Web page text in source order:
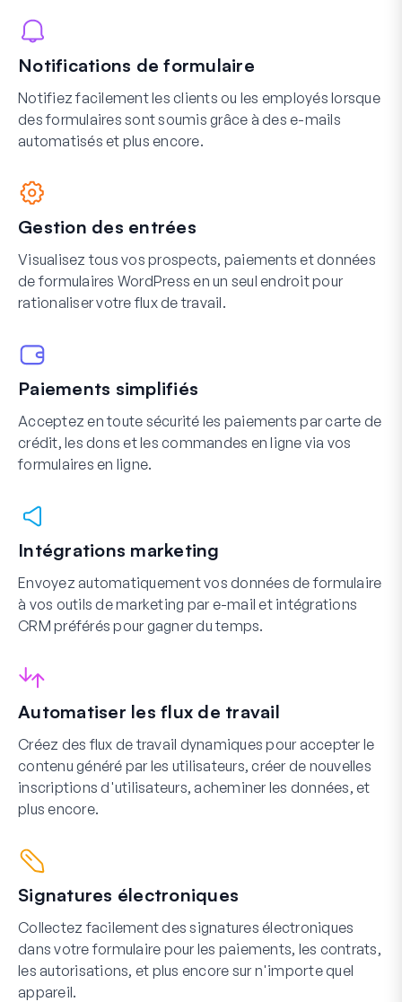
Notifications de formulaire
Notifiez facilement les clients ou les employés lorsque
des formulaires sont soumis grâce à des e-mails
automatisés et plus encore.
Gestion des entrées
Visualisez tous vos prospects, paiements et données
de formulaires WordPress en un seul endroit pour
rationaliser votre flux de travail.
Paiements simplifiés
Acceptez en toute sécurité les paiements par carte de
crédit, les dons et les commandes en ligne via vos
formulaires en ligne.
Intégrations marketing
Envoyez automatiquement vos données de formulaire
à vos outils de marketing par e-mail et intégrations
CRM préférés pour gagner du temps.
Automatiser les flux de travail
Créez des flux de travail dynamiques pour accepter le
contenu généré par les utilisateurs, créer de nouvelles
inscriptions d'utilisateurs, acheminer les données, et
plus encore.
Signatures électroniques
Collectez facilement des signatures électroniques
dans votre formulaire pour les paiements, les contrats,
les autorisations, et plus encore sur n'importe quel
appareil.